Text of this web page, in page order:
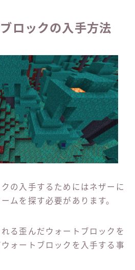
ロックの入手方法
の入手するためにはネザーに
ムを探す必要があります。
る歪んだウォートブロックを
ォートブロックを入手する事